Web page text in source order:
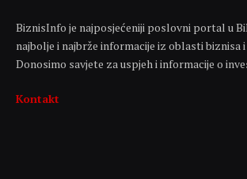
BiznisInfo je najposjećeniji poslovni portal u
najbolje i najbrže informacije iz oblasti biznisa i
Donosimo savjete za uspjeh i informacije o
Kontakt